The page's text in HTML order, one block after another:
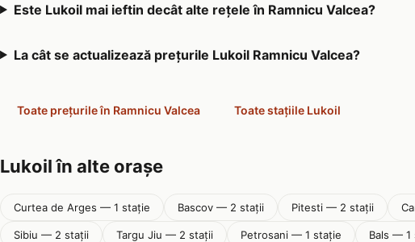
Este Lukoil mai ieftin decât alte rețele în Ramnicu Valcea?
La cât se actualizează prețurile Lukoil Ramnicu Valcea?
Toate prețurile în Ramnicu Valcea Toate stațiile Lukoil
Lukoil în alte orașe
Curtea de Arges — 1 stație Bascov — 2 stații Pitesti — 2 stații
Sibiu — 2 stații Targu Jiu — 2 stații Petrosani — 1 stație Bals — 1